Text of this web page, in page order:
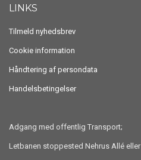
LINKS
Tilmeld nyhedsbrev
Cookie information
Håndtering af persondata
Handelsbetingelser
Adgang med offentlig Transport;
Letbanen stoppested Nehrus Allé eller